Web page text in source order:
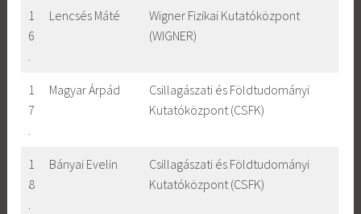
1
6
.
Lencsés Máté
Wigner Fizikai Kutatóközpont
(WIGNER)
1
7
.
Magyar Árpád
Csillagászati és Földtudományi
Kutatóközpont (CSFK)
1
8
.
Bányai Evelin
Csillagászati és Földtudományi
Kutatóközpont (CSFK)